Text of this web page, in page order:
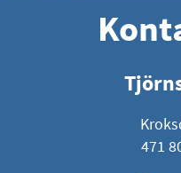
471